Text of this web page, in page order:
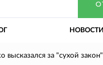
НОВОСТИ
высказался за "сухой закон"